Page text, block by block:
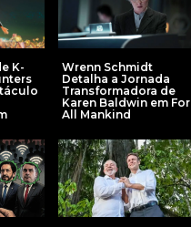
K-
Wrenn Schmidt
Detalha a Jornada
Transformadora de
Karen Baldwin em For
All Mankind